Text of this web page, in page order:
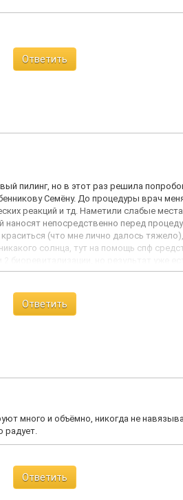
Ответить
пилинг, но в этот раз решила
Семёну. До процедуры врач
реакций и тд. Наметили слабые
непосредственно перед
(что мне лично далось
солнца, тут на помощь спф
но результат уже
синяки под глазами стали
клиника, врач
Ответить
много и объёмно, никогда не
радует.
Ответить